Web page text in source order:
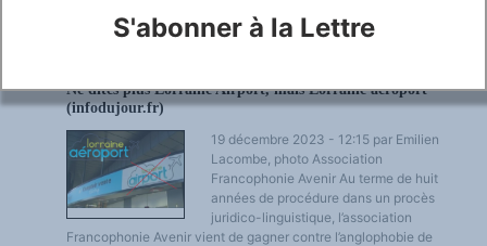
Ne dites plus Lorraine Airport, mais Lorraine aéroport
(infodujour.fr)
19 décembre 2023 - 12:15 par Emilien
Lacombe, photo Association
Francophonie Avenir Au terme de huit
années de procédure dans un procès
juridico-linguistique, l’association
Francophonie Avenir vient de gagner contre l’anglophobie de
S'abonner à la Lettre